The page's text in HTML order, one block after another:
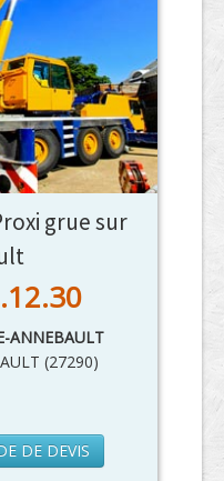
grue sur
ANNEBAULT
(27290)
DE DEVIS